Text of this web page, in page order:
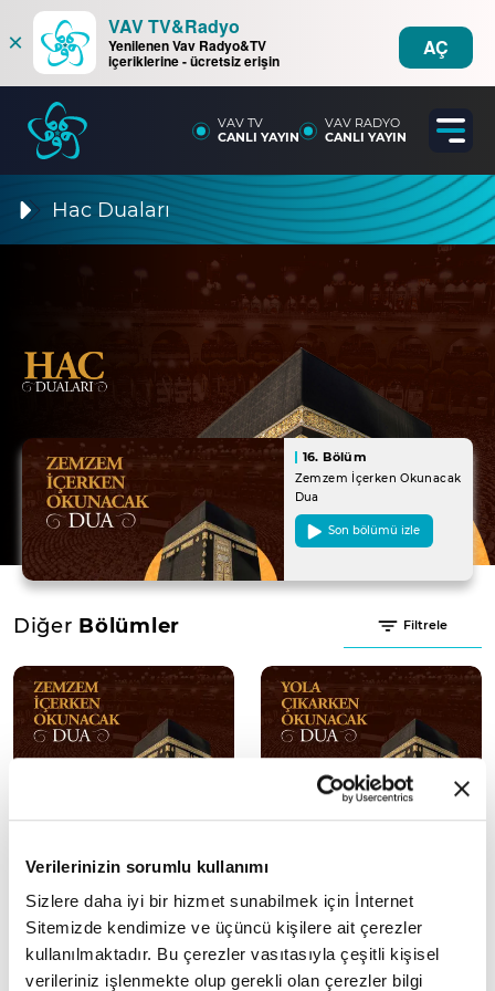
Verilerinizin sorumlu kullanımı
Sizlere daha iyi bir hizmet sunabilmek için İnternet
Sitemizde kendimize ve üçüncü kişilere ait çerezler
kullanılmaktadır. Bu çerezler vasıtasıyla çeşitli kişisel
verileriniz işlenmekte olup gerekli olan çerezler bilgi
×
VAV TV&Radyo
Yenilenen Vav Radyo&TV
içeriklerine - ücretsiz erişin
AÇ
VAV TV
CANLI YAYIN
VAV RADYO
CANLI YAYIN
Hac Duaları
16. Bölüm
Zemzem İçerken Okunacak
Dua
Son bölümü izle
Diğer Bölümler Filtrele
15. Bölüm
14. Bölüm 13. Bölüm